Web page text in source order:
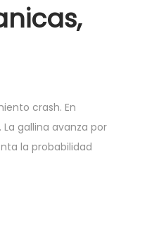
crash. En
gallina avanza por
la probabilidad